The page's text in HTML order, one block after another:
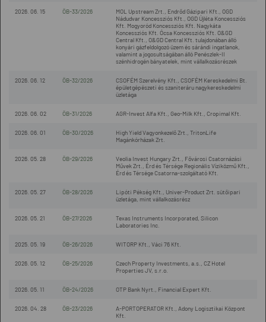
2026. 06. 15 ÖB-33/2026
MOL Upstream Zrt., Endrőd Gázipari Kft., OGD
Nádudvar Koncessziós Kft., OGD Újléta Koncessziós
Kft. Mogyoród Koncessziós Kft. Nagykáta
Koncessziós Kft. Ócsa Koncessziós Kft. O&GD
Central Kft., O&GD Central Kft. tulajdonában álló
konyári gázfeldolgozó üzem és sárándi ingatlanok,
valamint a jogosultságában álló Penészlek-II
szénhidrogén bányatelek, mint vállalkozásrészek
2026. 06. 12 ÖB-32/2026
CSOFÉM Szerelvény Kft., CSOFÉM Kereskedelmi Bt.
épületgépészeti és szaniteráru nagykereskedelmi
üzletága
2026. 06. 02 ÖB-31/2026 AGR-Invest Alfa Kft., Geo-Milk Kft., Cropimal Kft.
2026. 06. 01 ÖB-30/2026
High Yield Vagyonkezelő Zrt., TritonLife
Magánkórházak Zrt.
2026. 05. 28 ÖB-29/2026
Veolia Invest Hungary Zrt., Fővárosi Csatornázási
Művek Zrt., Érd és Térsége Regionális Víziközmű Kft.,
Érd és Térsége Csatorna-szolgáltató Kft.
2026. 05. 27 ÖB-28/2026
Lipóti Pékség Kft., Univer-Product Zrt. sütőipari
üzletága, mint vállalkozásrész
2026. 05. 21 ÖB-27/2026
Texas Instruments Incorporated, Silicon
Laboratories Inc.
2025. 05. 19 ÖB-26/2026 WITORP Kft., Váci 76 Kft.
2026. 05. 12 ÖB-25/2026
Czech Property Investments, a.s., CZ Hotel
Properties JV, s.r.o.
2026. 05. 11 ÖB-24/2026 OTP Bank Nyrt., Financial Expert Kft.
2026. 04. 28 ÖB-23/2026
A-PORTOPERATOR Kft., Adony Logisztikai Központ
Kft.